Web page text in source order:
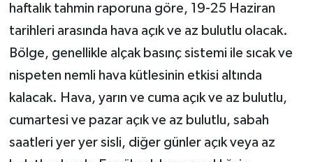
haftalık tahmin raporuna göre, 19-25 Haziran
tarihleri arasında hava açık ve az bulutlu olacak.
Bölge, genellikle alçak basınç sistemi ile sıcak ve
nispeten nemli hava kütlesinin etkisi altında
kalacak. Hava, yarın ve cuma açık ve az bulutlu,
cumartesi ve pazar açık ve az bulutlu, sabah
saatleri yer yer sisli, diğer günler açık veya az